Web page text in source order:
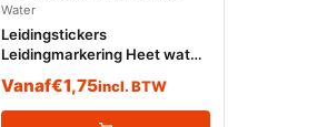
Water
Leidingstickers
Leidingmarkering Heet water
Vanaf€1,75incl. BTW